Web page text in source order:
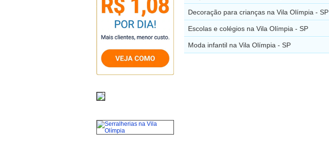
Decoração para crianças na Vila Olímpia - SP
Escolas e colégios na Vila Olímpia - SP
Moda infantil na Vila Olímpia - SP